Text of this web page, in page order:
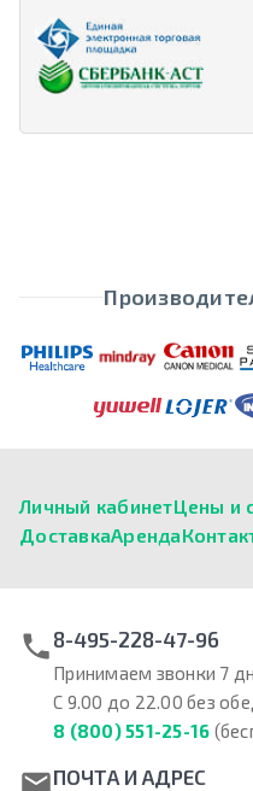
Личный кабинетЦены и
ДоставкаАренда
8-495-228-47-96
Принимаем звонки 7
С 9.00 до 22.00 без
8 (800) 551-25-16
ПОЧТА И АДРЕС